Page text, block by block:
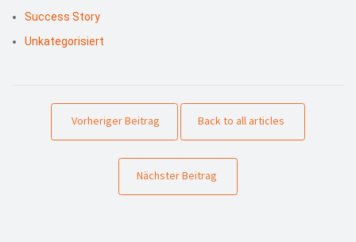
Success Story
Unkategorisiert
Vorheriger Beitrag Back to all articles
Nächster Beitrag